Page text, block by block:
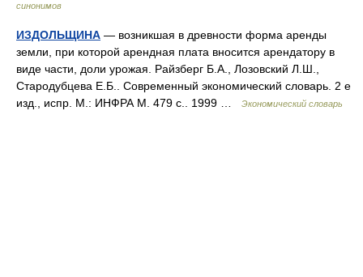
синонимов
ИЗДОЛЬЩИНА — возникшая в древности форма аренды
земли, при которой арендная плата вносится арендатору в
виде части, доли урожая. Райзберг Б.А., Лозовский Л.Ш.,
Стародубцева Е.Б.. Современный экономический словарь. 2 е
изд., испр. М.: ИНФРА М. 479 с.. 1999 …
Экономический словарь